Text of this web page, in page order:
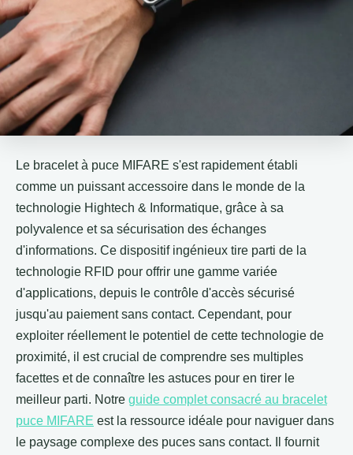
Le bracelet à puce MIFARE s'est rapidement établi
comme un puissant accessoire dans le monde de la
technologie Hightech & Informatique, grâce à sa
polyvalence et sa sécurisation des échanges
d'informations. Ce dispositif ingénieux tire parti de la
technologie RFID pour offrir une gamme variée
d'applications, depuis le contrôle d'accès sécurisé
jusqu'au paiement sans contact. Cependant, pour
exploiter réellement le potentiel de cette technologie de
proximité, il est crucial de comprendre ses multiples
facettes et de connaître les astuces pour en tirer le
meilleur parti. Notre guide complet consacré au bracelet
puce MIFARE est la ressource idéale pour naviguer dans
le paysage complexe des puces sans contact. Il fournit